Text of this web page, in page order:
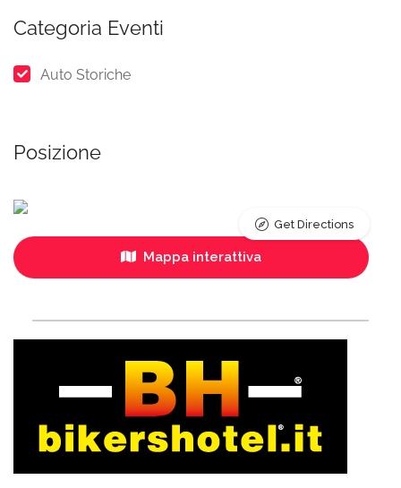
Categoria Eventi
Auto Storiche
Posizione
Mappa interattiva
Get Directions